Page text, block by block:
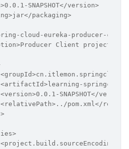
SNAPSHOT</version>
packaging>
cloud-eureka-producer-
Client project
<artifactId>learning-
<version>0.0.1-SNAPSHOT</
<relativePath>../pom.xml</